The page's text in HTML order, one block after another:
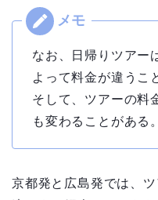
なお、日帰りツアー
よって料金が違うこ
そして、ツアーの料
も変わることがある。
京都発と広島発では、